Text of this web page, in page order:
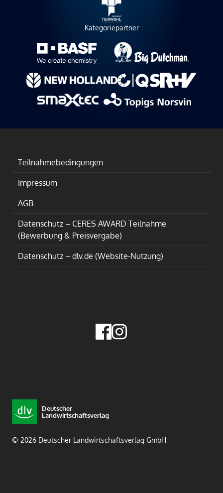
Kategoriepartner
Teilnahmebedingungen
Impressum
AGB
Datenschutz – CERES AWARD Teilnahme
(Bewerbung & Preisvergabe)
Datenschutz – dlv.de (Website-Nutzung)
Deutscher
Landwirtschaftsverlag
© 2026 Deutscher Landwirtschaftsverlag GmbH